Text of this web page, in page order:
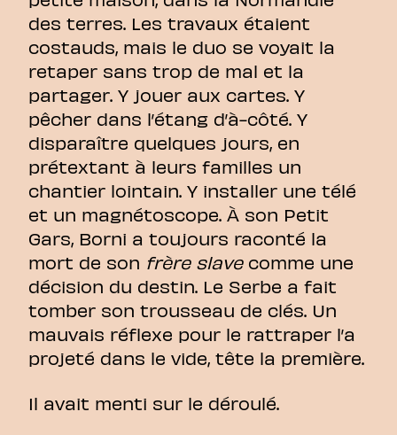
des terres. Les travaux étaient
costauds, mais le duo se voyait la
retaper sans trop de mal et la
partager. Y jouer aux cartes. Y
pêcher dans l’étang d’à-côté. Y
disparaître quelques jours, en
prétextant à leurs familles un
chantier lointain. Y installer une télé
et un magnétoscope. À son Petit
Gars, Borni a toujours raconté la
mort de son frère slavecomme une
décision du destin. Le Serbe a fait
tomber son trousseau de clés. Un
mauvais réflexe pour le rattraper l’a
projeté dans le vide, tête la première.
Il avait menti sur le déroulé.